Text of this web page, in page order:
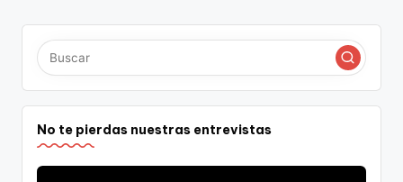
No te pierdas nuestras entrevistas